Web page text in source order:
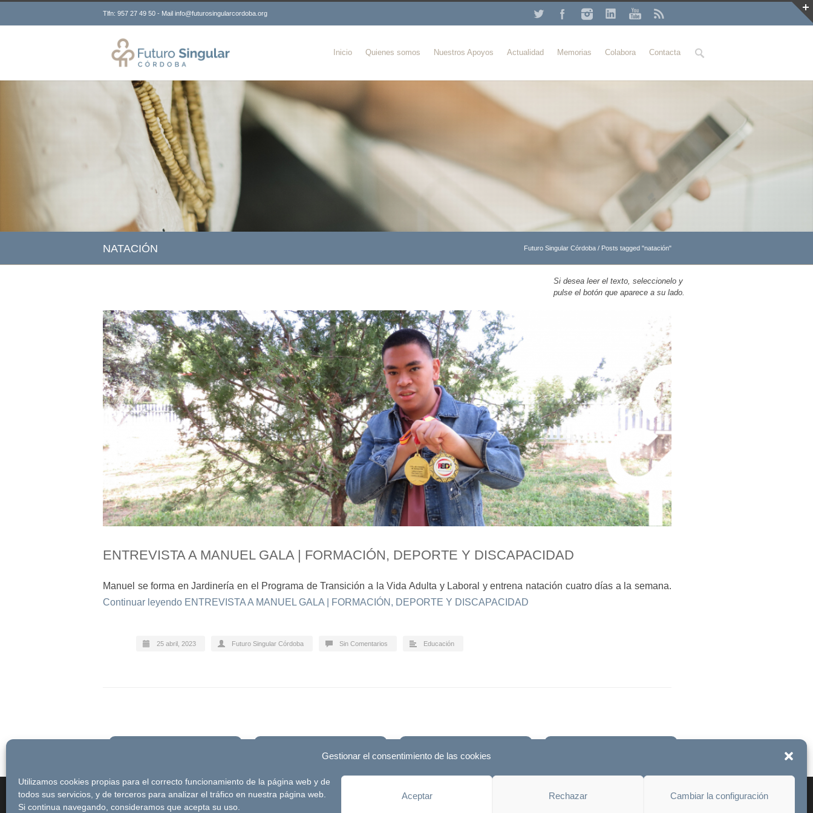
Gestionar el consentimiento de las cookies
Utilizamos cookies propias para el correcto funcionamiento de la página web y de
todos sus servicios, y de terceros para analizar el tráfico en nuestra página web.
Si continua navegando, consideramos que acepta su uso.
Aceptar Rechazar Cambiar la configuración
Tlfn: 957 27 49 50 - Mail info@futurosingularcordoba.org
Buscar
Inicio Quienes somos Nuestros Apoyos Actualidad Memorias Colabora Contacta
NATACIÓN Futuro Singular Córdoba / Posts tagged "natación"
Si desea leer el texto, seleccionelo y
pulse el botón que aparece a su lado.
ENTREVISTA A MANUEL GALA | FORMACIÓN, DEPORTE Y DISCAPACIDAD
Manuel se forma en Jardinería en el Programa de Transición a la Vida Adulta y Laboral y entrena natación cuatro días a la semana.
Continuar leyendo ENTREVISTA A MANUEL GALA | FORMACIÓN, DEPORTE Y DISCAPACIDAD
25 abril, 2023 Futuro Singular Córdoba Sin Comentarios Educación
Blog Destacados
© Futuro Singular Córdoba 2017. Web desarrollada por
Aviso Legal